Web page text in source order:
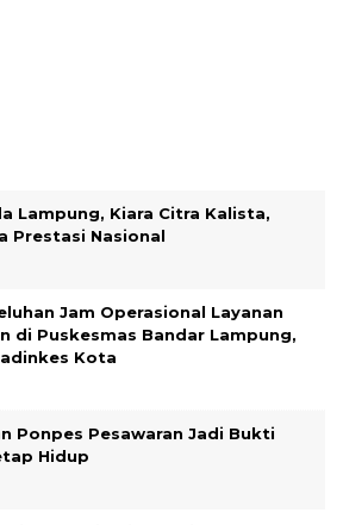
Lampung, Kiara Citra Kalista,
Prestasi Nasional
Jam Operasional Layanan
di Puskesmas Bandar Lampung,
Kota
Ponpes Pesawaran Jadi Bukti
Hidup